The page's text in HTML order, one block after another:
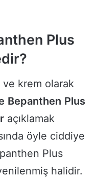
Plus
ve krem olarak
Bepanthen Plus
açıklamak
öyle ciddiye
Plus
halidir.